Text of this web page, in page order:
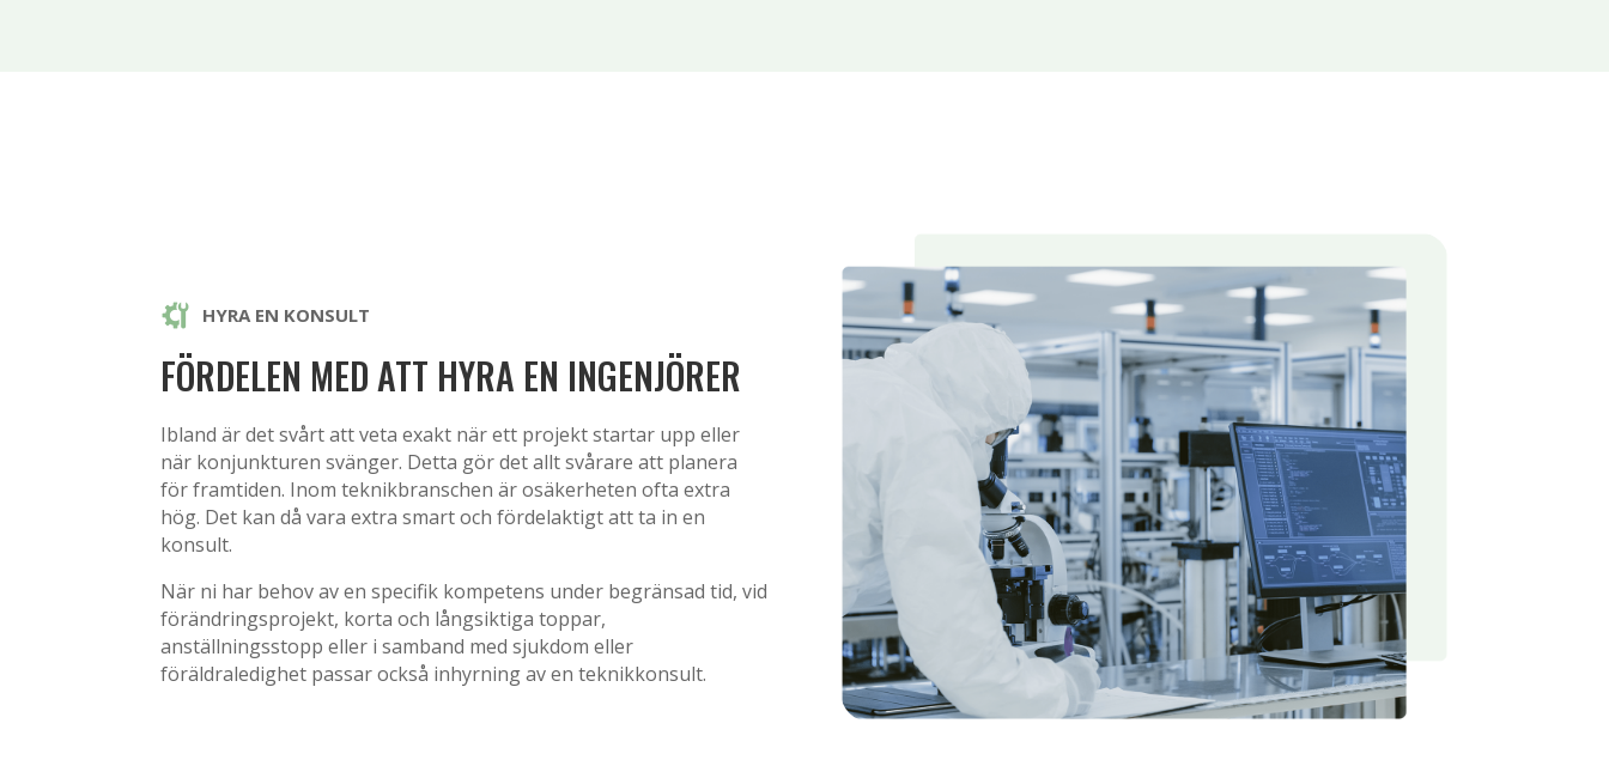
HYRA EN KONSULT
FÖRDELEN MED ATT HYRA EN INGENJÖRER
Ibland är det svårt att veta exakt när ett projekt startar upp eller
när konjunkturen svänger. Detta gör det allt svårare att planera
för framtiden. Inom teknikbranschen är osäkerheten ofta extra
hög. Det kan då vara extra smart och fördelaktigt att ta in en
konsult.
När ni har behov av en specifik kompetens under begränsad tid, vid
förändringsprojekt, korta och långsiktiga toppar,
anställningsstopp eller i samband med sjukdom eller
föräldraledighet passar också inhyrning av en teknikkonsult.